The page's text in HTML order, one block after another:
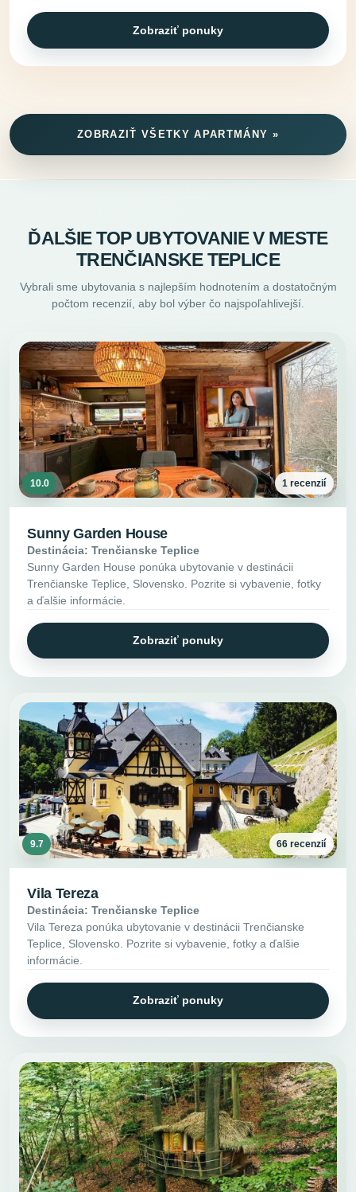
Zobraziť ponuky
ZOBRAZIŤ VŠETKY APARTMÁNY »
ĎALŠIE TOP UBYTOVANIE V MESTE
TRENČIANSKE TEPLICE
Vybrali sme ubytovania s najlepším hodnotením a dostatočným
počtom recenzií, aby bol výber čo najspoľahlivejší.
10.0 1 recenzií
Sunny Garden House
Destinácia: Trenčianske Teplice
Sunny Garden House ponúka ubytovanie v destinácii
Trenčianske Teplice, Slovensko. Pozrite si vybavenie, fotky
a ďalšie informácie.
Zobraziť ponuky
9.7 66 recenzií
Vila Tereza
Destinácia: Trenčianske Teplice
Vila Tereza ponúka ubytovanie v destinácii Trenčianske
Teplice, Slovensko. Pozrite si vybavenie, fotky a ďalšie
informácie.
Zobraziť ponuky